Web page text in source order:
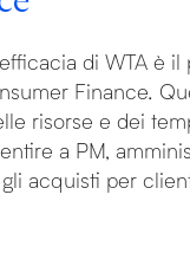
di WTA è
Finance.
risorse e dei
a PM,
acquisti per